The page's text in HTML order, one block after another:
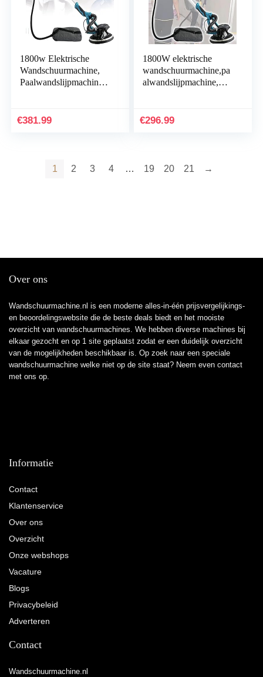
1800w Elektrische
Wandschuurmachine,
Paalwandslijpmachine,
Handgreep, Led…
€381.99
1800W elektrische
wandschuurmachine,pa
alwandslijpmachine,met
variabele snelheden…
€296.99
1 2 3 4 … 19 20 21 →
Over ons
Wandschuurmachine.nl is een moderne alles-in-één prijsvergelijkings-
en beoordelingswebsite die de beste deals biedt en het mooiste
overzicht van wandschuurmachines. We hebben diverse machines bij
elkaar gezocht en op 1 site geplaatst zodat er een duidelijk overzicht
van de mogelijkheden beschikbaar is. Op zoek naar een speciale
wandschuurmachine welke niet op de site staat? Neem even contact
met ons op.
Informatie
Contact
Klantenservice
Over ons
Overzicht
Onze webshops
Vacature
Blogs
Privacybeleid
Adverteren
Contact
Wandschuurmachine.nl